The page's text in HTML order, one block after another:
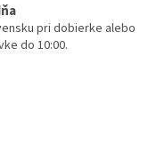
pri dobierke alebo
do 10:00.